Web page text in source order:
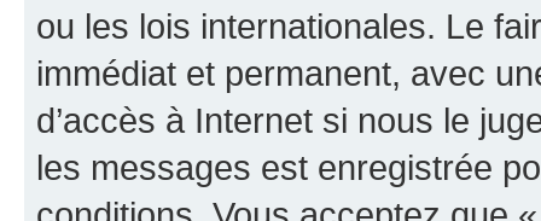
ou les lois internationales. Le
immédiat et permanent, avec
d’accès à Internet si nous le
les messages est enregistrée